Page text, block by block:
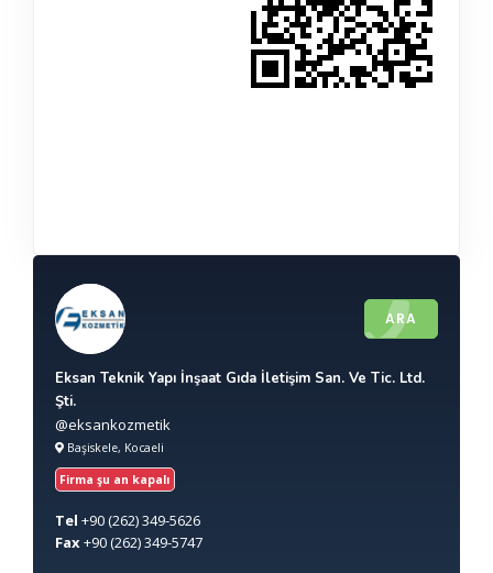
ARA
Eksan Teknik Yapı İnşaat Gıda İletişim San. Ve Tic. Ltd.
Şti.
@eksankozmetik
Başiskele, Kocaeli
Firma şu an kapalı
Tel +90(262) 349-5626
Fax+90(262) 349-5747